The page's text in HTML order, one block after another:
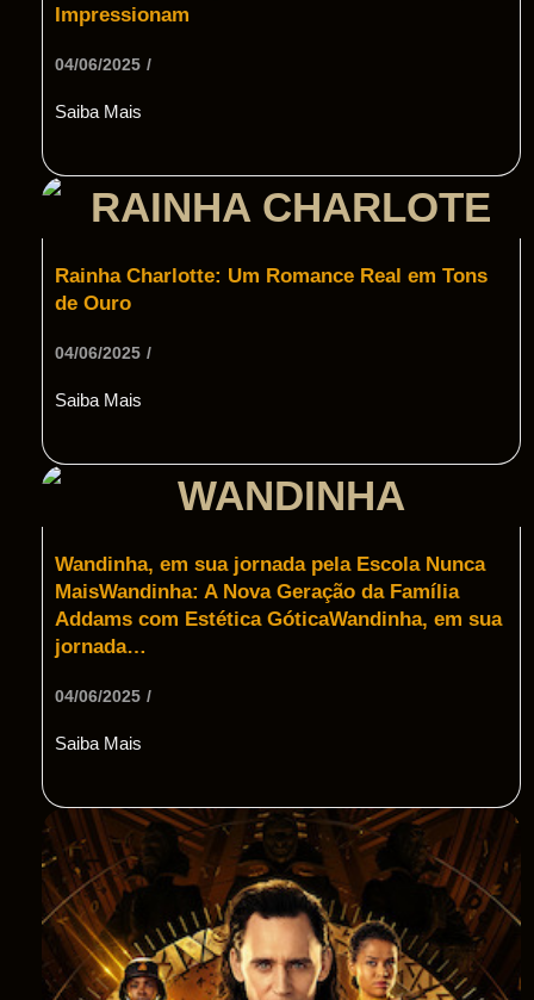
Impressionam
04/06/2025 /
Saiba Mais
Rainha Charlotte: Um Romance Real em Tons
de Ouro
04/06/2025 /
Saiba Mais
Wandinha, em sua jornada pela Escola Nunca
MaisWandinha: A Nova Geração da Família
Addams com Estética GóticaWandinha, em sua
jornada…
04/06/2025 /
Saiba Mais